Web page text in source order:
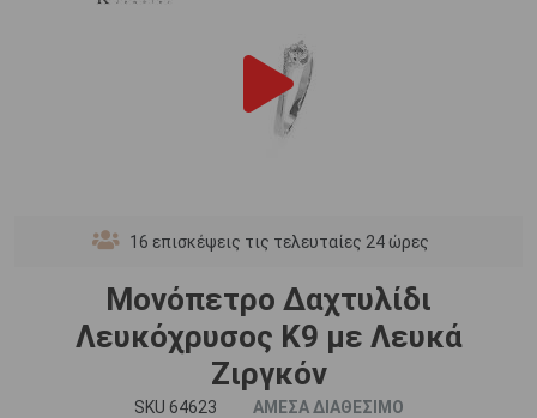
16 επισκέψεις τις τελευταίες 24 ώρες
Μονόπετρο Δαχτυλίδι
Λευκόχρυσος Κ9 με Λευκά
Ζιργκόν
SKU 64623
ΑΜΕΣΑ ΔΙΑΘΕΣΙΜΟ